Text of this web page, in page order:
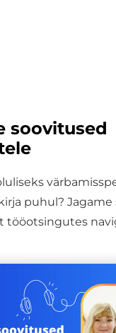
soovitused
puhul? Jagame
tööotsingutes